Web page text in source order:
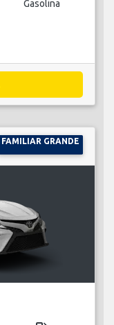
Gasolina
FAMILIAR GRANDE